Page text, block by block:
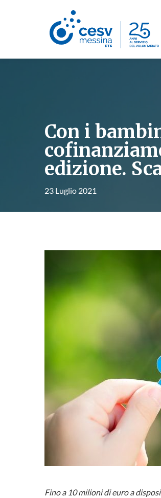
Con i
edizione.
23 Luglio 2021
Fino a 10 milioni di euro a